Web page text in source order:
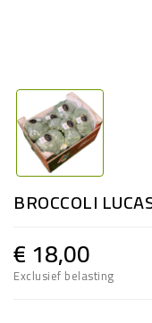
BROCCOLI
€ 18,00
Exclusief belasting